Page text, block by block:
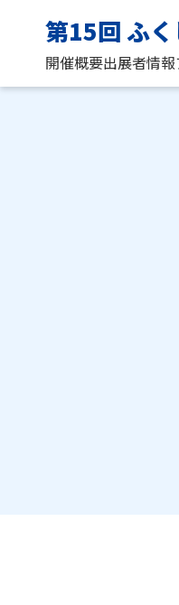
第15回 ふ
開催概要出展者情報